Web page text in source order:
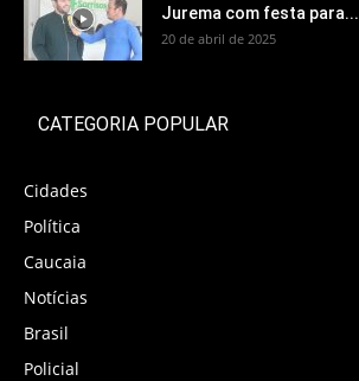
Jurema com festa para...
20 de abril de 2025
CATEGORIA POPULAR
Cidades
Política
Caucaia
Notícias
Brasil
Policial